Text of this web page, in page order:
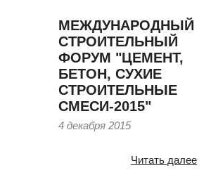
МЕЖДУНАРОДНЫЙ
СТРОИТЕЛЬНЫЙ
ФОРУМ "ЦЕМЕНТ,
БЕТОН, СУХИЕ
СТРОИТЕЛЬНЫЕ
СМЕСИ-2015"
4 декабря 2015
Читать далее